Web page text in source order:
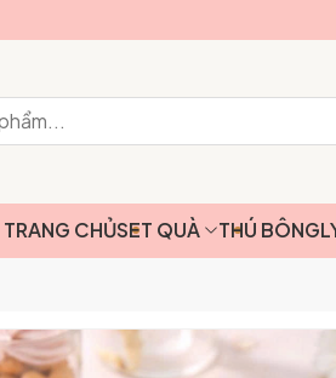
TRANG CHỦSET QUÀ THÚ BÔNG